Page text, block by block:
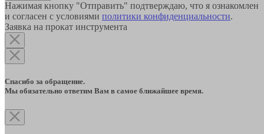
Нажимая кнопку "Отправить" подтверждаю, что я ознакомлен
и согласен с условиями политики конфиденциальности.
Заявка на прокат инструмента
Спасибо за обращение.
Мы обязательно ответим Вам в самое ближайшее время.